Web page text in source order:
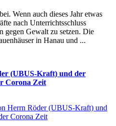
Wenn auch dieses Jahr etwas
nach Unterrichtsschluss
gegen Gewalt zu setzen. Die
in Hanau und ...
(UBUS-Kraft) und der
Corona Zeit
Herrn Röder (UBUS-Kraft) und
Corona Zeit